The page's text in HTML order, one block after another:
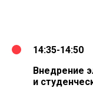
14:35-14:50
Внедрение
и